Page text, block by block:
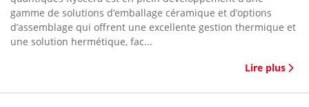
gamme de solutions d’emballage céramique et d’options
d’assemblage qui offrent une excellente gestion thermique et
une solution hermétique, fac...
Lire plus